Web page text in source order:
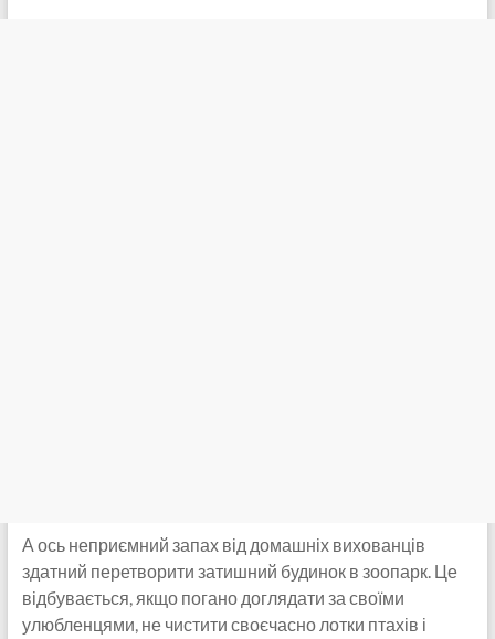
А ось неприємний запах від домашніх вихованців
здатний перетворити затишний будинок в зоопарк. Це
відбувається, якщо погано доглядати за своїми
улюбленцями, не чистити своєчасно лотки птахів і